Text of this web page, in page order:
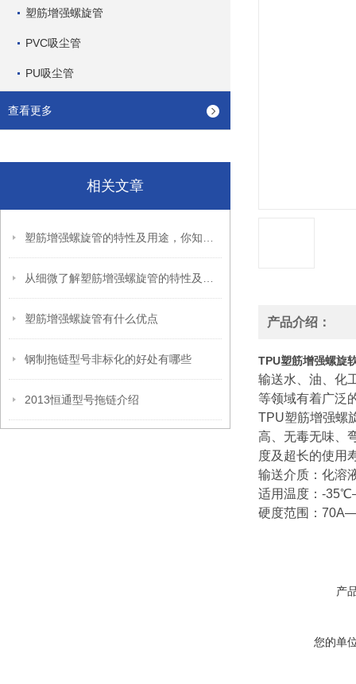
塑筋增强螺旋管
PVC吸尘管
PU吸尘管
查看更多
相关文章
塑筋增强螺旋管有什么优点
钢制拖链型号非标化的好处有哪些
2013恒通型号拖链介绍
产品介绍：
TPU塑筋增强螺旋
输送水、油、化
等领域有着广泛
TPU塑筋增强螺
高、无毒无味、
度及超长的使用
输送介质：化溶
适用温度：-
硬度范围：
产
您的单